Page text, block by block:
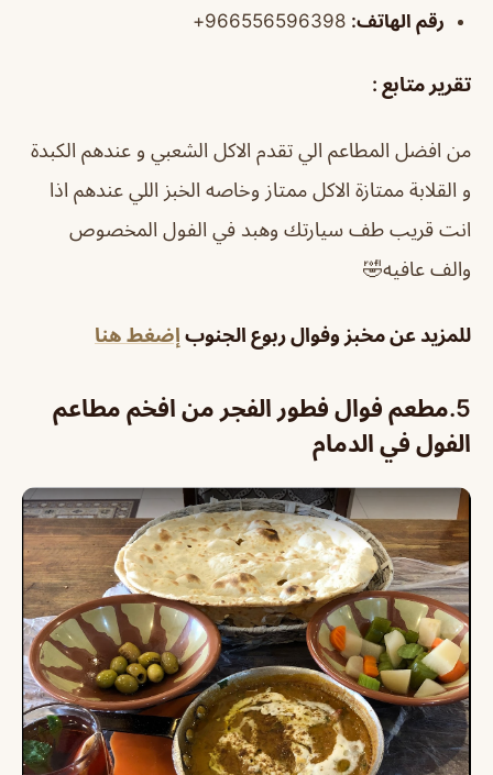
رقم الهاتف:
تقرير متابع :
من افضل المطاعم الي تقدم الاكل الشعبي و عندهم الكبدة
و القلابة ممتازة الاكل ممتاز وخاصه الخبز اللي عندهم اذا
انت قريب طف سيارتك وهبد في الفول المخصوص
والف عافيه🤣
للمزيد عن مخبز وفوال ربوع الجنوب إضغط هنا
5. مطعم فوال فطور الفجر من افخم مطاعم
الفول في الدمام